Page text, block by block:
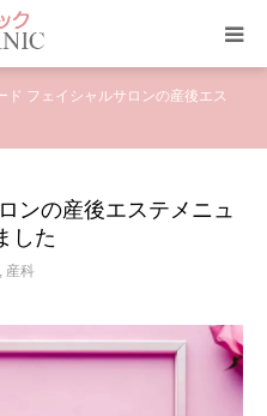
ド フェイシャルサロンの産後エス
ンの産後エステメニュ
した
, 産科